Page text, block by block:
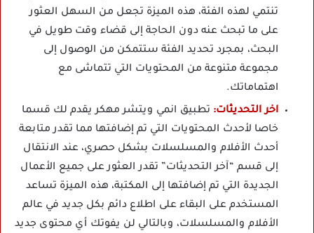
تنتمي لهذه الفئة، هذه الميزة تجعل من السهل العثور
على ما تبحث عنه دون الحاجة إلى قضاء وقت طويل في
البحث، بمجرد تحديد الفئة ستتمكن من الوصول إلى
مجموعة متنوعة من المحتويات التي تتماشى مع
اهتماماتك.
اخر التحديثات: تطبيق انمي ويتشر مهكر يقدم لك قسما
خاصا لأحدث المحتويات التي تم إضافتها مما تقدر متابعة
أحدث الأفلام والمسلسلات بشكل حصري، عند الانتقال
إلى قسم “آخر التحديثات” تقدر العثور على جميع الأعمال
الجديدة التي تم إضافتها إلى المكتبة، هذه الميزة تساعد
المستخدم على البقاء على اطلاع دائم بكل جديد في عالم
الأفلام والمسلسلات، وبالتالي لن يفوتك أي محتوى جديد